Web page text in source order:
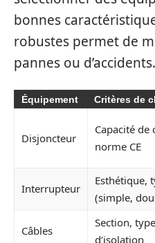
bonnes
robustes permet de
pannes ou d’accidents.
Équipement Critères de
Disjoncteur
Capacité de
norme CE
Interrupteur
Esthétique,
(simple,
Câbles
Section, type
d’isolation